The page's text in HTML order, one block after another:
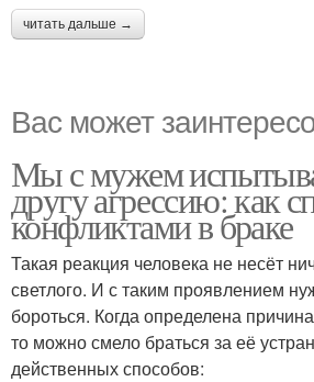
читать дальше →
Вас может
Мы с мужем
другу агрессию: как
конфликтами в браке
Такая реакция человека не несёт
светлого. И с таким проявлением
бороться. Когда определена
то можно смело браться за её
действенных способов: